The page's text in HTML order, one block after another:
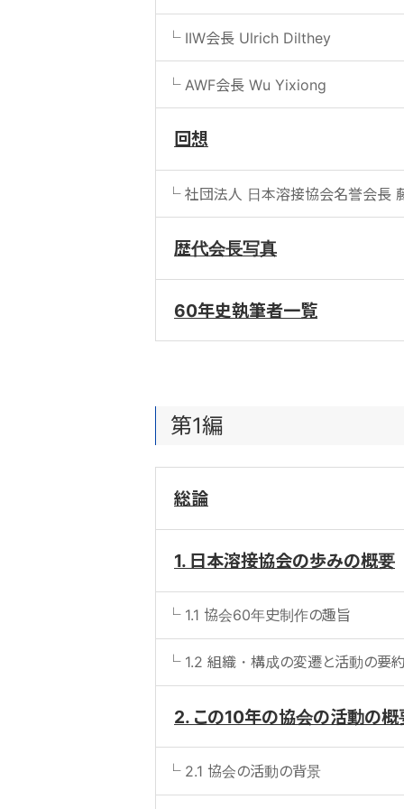
IIW会長 Ulrich Dilthey
AWF会長 Wu Yixiong
回想
社団法人 日本溶接協会名誉会長
歴代会長写真
60年史執筆者一覧
第1編
総論
1. 日本溶接協会の歩みの概要
1.1 協会60年史制作の趣旨
1.2 組織・構成の変遷と活動の要
2. この10年の協会の活動の概
2.1 協会の活動の背景